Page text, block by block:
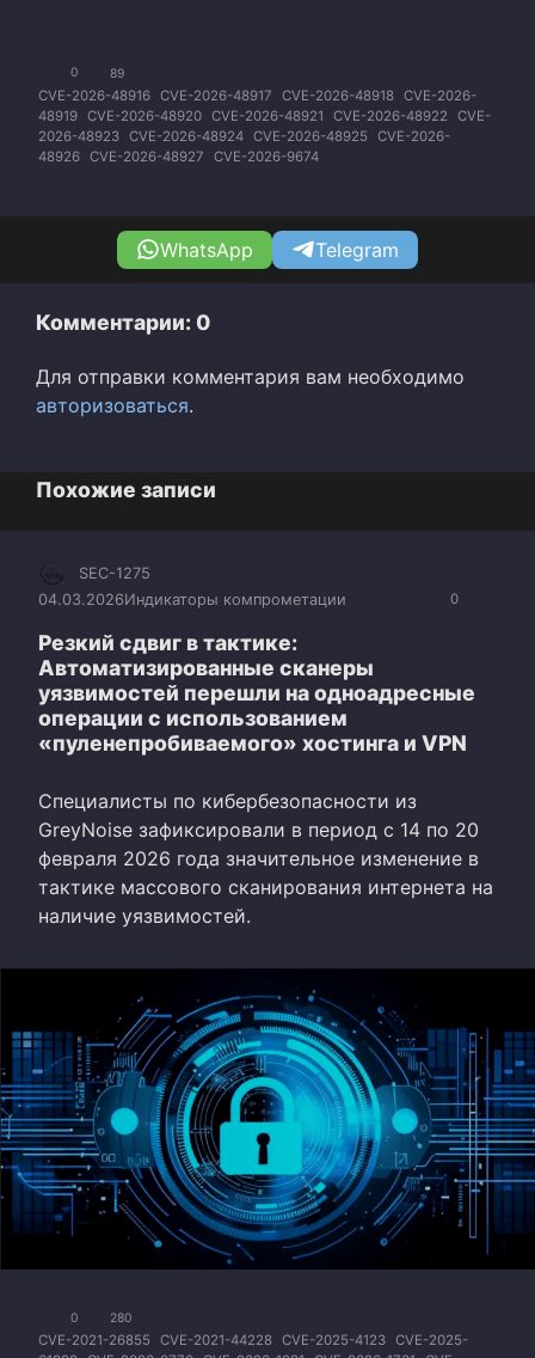
0 89
CVE-2026-48916 CVE-2026-48917 CVE-2026-48918 CVE-2026-
48919 CVE-2026-48920 CVE-2026-48921 CVE-2026-48922
CVE-
2026-48923 CVE-2026-48924 CVE-2026-48925
CVE-2026-
48926 CVE-2026-48927 CVE-2026-9674
WhatsApp Telegram
Комментарии: 0
Для отправки комментария вам необходимо
авторизоваться.
Похожие записи
0
SEC-1275
04.03.2026Индикаторы компрометации
Резкий сдвиг в тактике:
Автоматизированные сканеры
уязвимостей перешли на одноадресные
операции с использованием
«пуленепробиваемого» хостинга и VPN
Специалисты по кибербезопасности из
GreyNoise зафиксировали в период с 14 по 20
февраля 2026 года значительное изменение в
тактике массового сканирования интернета на
наличие уязвимостей.
0 280
CVE-2021-26855 CVE-2021-44228 CVE-2025-4123 CVE-2025-